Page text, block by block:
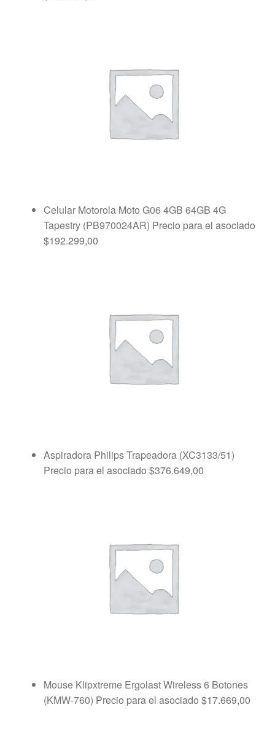
Celular Motorola Moto G06 4GB 64GB 4G
Tapestry (PB970024AR) Precio para el asociado
$192.299,00
Aspiradora Philips Trapeadora (XC3133/51)
Precio para el asociado $376.649,00
Mouse Klipxtreme Ergolast Wireless 6 Botones
(KMW-760) Precio para el asociado $17.669,00